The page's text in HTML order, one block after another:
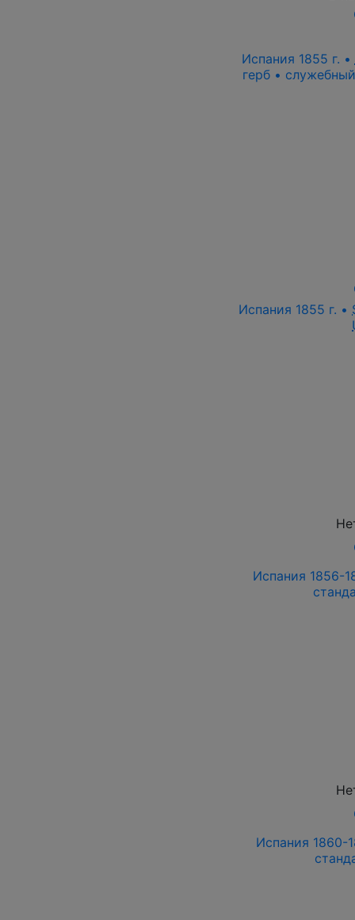
Испания 1855 г. •
герб •
Испания 1855 г. •
Испания 1856-
Испания 1860-